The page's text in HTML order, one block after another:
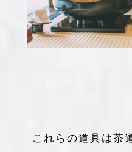
これらの道具は茶